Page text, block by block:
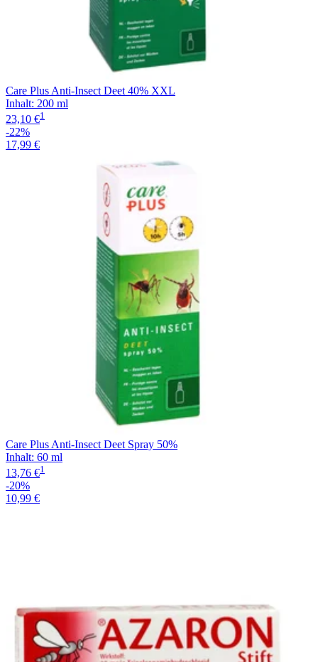
Care Plus Anti-Insect Deet 40% XXL
Inhalt: 200 ml
23,10 €1
-22%
17,99 €
Care Plus Anti-Insect Deet Spray 50%
Inhalt: 60 ml
13,76 €1
-20%
10,99 €